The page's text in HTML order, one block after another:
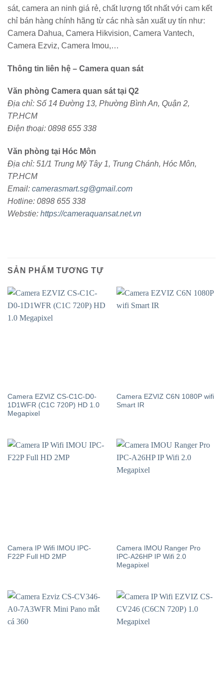
sát, camera an ninh giá rẻ, chất lượng tốt nhất với cam kết
chỉ bán hàng chính hãng từ các nhà sản xuất uy tín như:
Camera Dahua, Camera Hikvision, Camera Vantech,
Camera Ezviz, Camera Imou,…
Thông tin liên hệ – Camera quan sát
Văn phòng Camera quan sát tại Q2
Địa chỉ: Số 14 Đường 13, Phường Bình An, Quận 2,
TP.HCM
Điện thoại: 0898 655 338
Văn phòng tại Hóc Môn
Địa chỉ: 51/1 Trung Mỹ Tây 1, Trung Chánh, Hóc Môn,
TP.HCM
Email: camerasmart.sg@gmail.com
Hotline: 0898 655 338
Webstie: https://cameraquansat.net.vn
SẢN PHẨM TƯƠNG TỰ
Camera EZVIZ CS-C1C-D0-
1D1WFR (C1C 720P) HD 1.0
Megapixel
Camera EZVIZ C6N 1080P wifi
Smart IR
Camera IP Wifi IMOU IPC-
F22P Full HD 2MP
Camera IMOU Ranger Pro
IPC-A26HP IP Wifi 2.0
Megapixel